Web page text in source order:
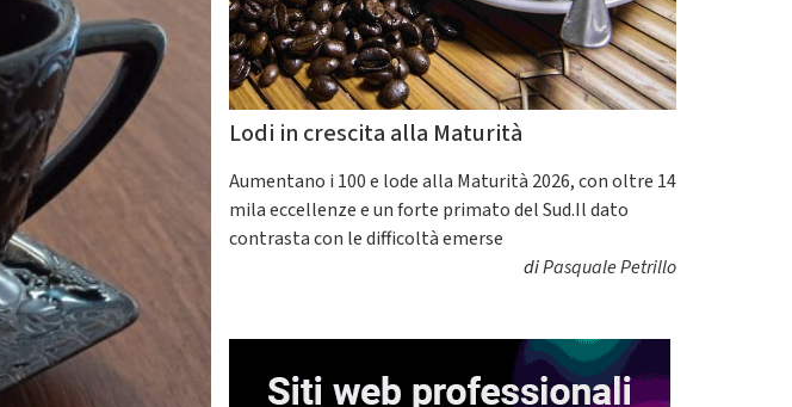
Lodi in crescita alla Maturità
Aumentano i 100 e lode alla Maturità 2026, con oltre 14
mila eccellenze e un forte primato del Sud.Il dato
contrasta con le difficoltà emerse
diPasquale Petrillo